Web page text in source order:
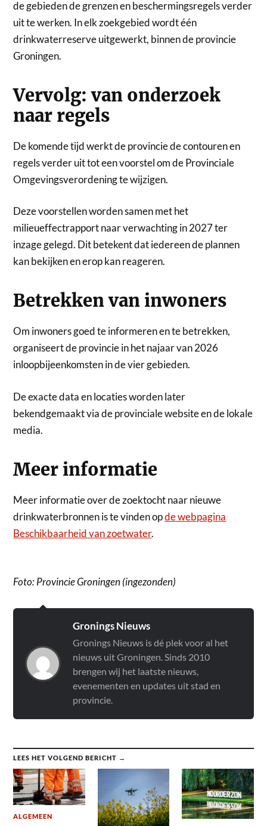
de gebieden de grenzen en beschermingsregels verder
uit te werken. In elk zoekgebied wordt één
drinkwaterreserve uitgewerkt, binnen de provincie
Groningen.
Vervolg: van onderzoek
naar regels
De komende tijd werkt de provincie de contouren en
regels verder uit tot een voorstel om de Provinciale
Omgevingsverordening te wijzigen.
Deze voorstellen worden samen met het
milieueffectrapport naar verwachting in 2027 ter
inzage gelegd. Dit betekent dat iedereen de plannen
kan bekijken en erop kan reageren.
Betrekken van inwoners
Om inwoners goed te informeren en te betrekken,
organiseert de provincie in het najaar van 2026
inloopbijeenkomsten in de vier gebieden.
De exacte data en locaties worden later
bekendgemaakt via de provinciale website en de lokale
media.
Meer informatie
Meer informatie over de zoektocht naar nieuwe
drinkwaterbronnen is te vinden opde webpagina
Beschikbaarheid van zoetwater.
Foto: Provincie Groningen (ingezonden)
Gronings Nieuws
Gronings Nieuws is dé plek voor al het
nieuws uit Groningen. Sinds 2010
brengen wij het laatste nieuws,
evenementen en updates uit stad en
provincie.
LEES HET VOLGEND BERICHT →
ALGEMEEN